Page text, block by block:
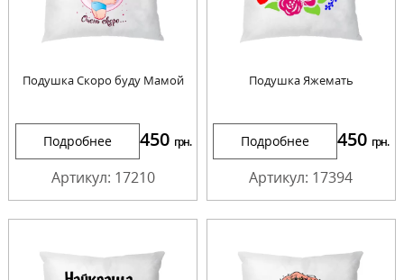
Подушка Скоро буду Мамой
Подробнее 450 грн.
Артикул: 17210
Подушка Яжемать
Подробнее 450 грн.
Артикул: 17394